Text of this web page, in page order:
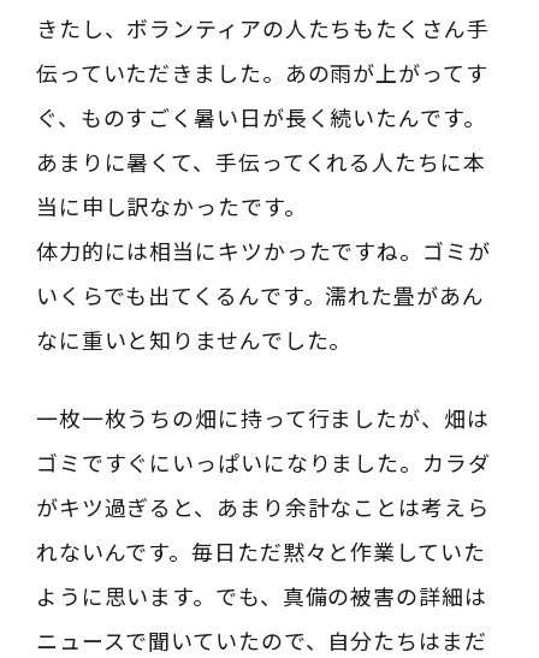
きたし、ボランティアの人たちもたくさん手
伝っていただきました。あの雨が上がってす
ぐ、ものすごく暑い日が長く続いたんです。
あまりに暑くて、手伝ってくれる人たちに本
当に申し訳なかったです。
体力的には相当にキツかったですね。ゴミが
いくらでも出てくるんです。濡れた畳があん
なに重いと知りませんでした。
一枚一枚うちの畑に持って行ましたが、畑は
ゴミですぐにいっぱいになりました。カラダ
がキツ過ぎると、あまり余計なことは考えら
れないんです。毎日ただ黙々と作業していた
ように思います。でも、真備の被害の詳細は
ニュースで聞いていたので、自分たちはまだ